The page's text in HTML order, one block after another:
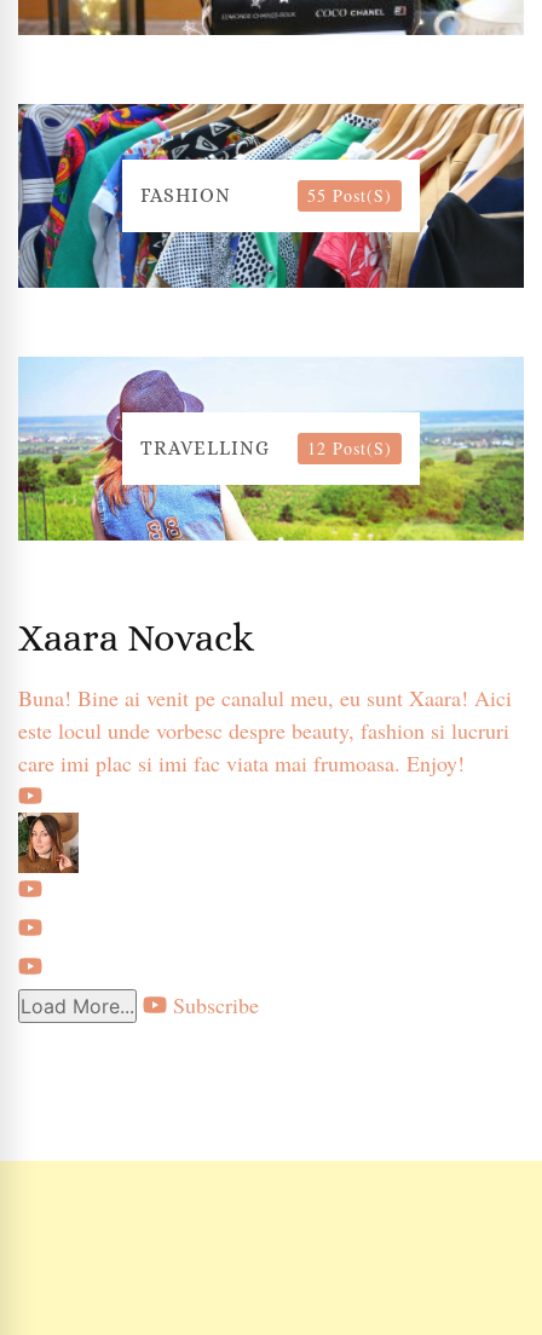
FASHION 55 Post(s)
TRAVELLING 12 Post(s)
Xaara Novack
Buna! Bine ai venit pe canalul meu, eu sunt Xaara! Aici
este locul unde vorbesc despre beauty, fashion si lucruri
care imi plac si imi fac viata mai frumoasa. Enjoy!
Load More... Subscribe